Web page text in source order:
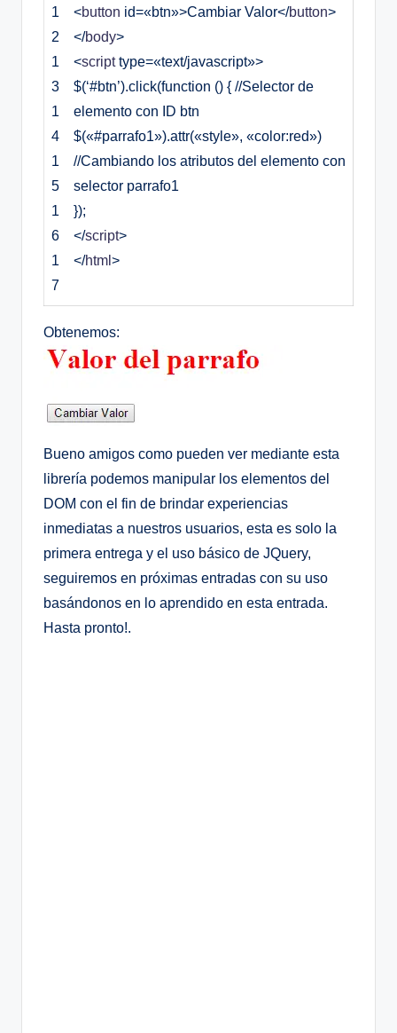
1
2
1
3
1
4
1
5
1
6
1
7
<button id=«btn»>Cambiar Valor</button>
</body>
<script type=«text/javascript»>
$(‘#btn’).click(function () { //Selector de
elemento con ID btn
$(«#parrafo1»).attr(«style», «color:red»)
//Cambiando los atributos del elemento con
selector parrafo1
});
</script>
</html >
Obtenemos:
Bueno amigos como pueden ver mediante esta
librería podemos manipular los elementos del
DOM con el fin de brindar experiencias
inmediatas a nuestros usuarios, esta es solo la
primera entrega y el uso básico de JQuery,
seguiremos en próximas entradas con su uso
basándonos en lo aprendido en esta entrada.
Hasta pronto!.